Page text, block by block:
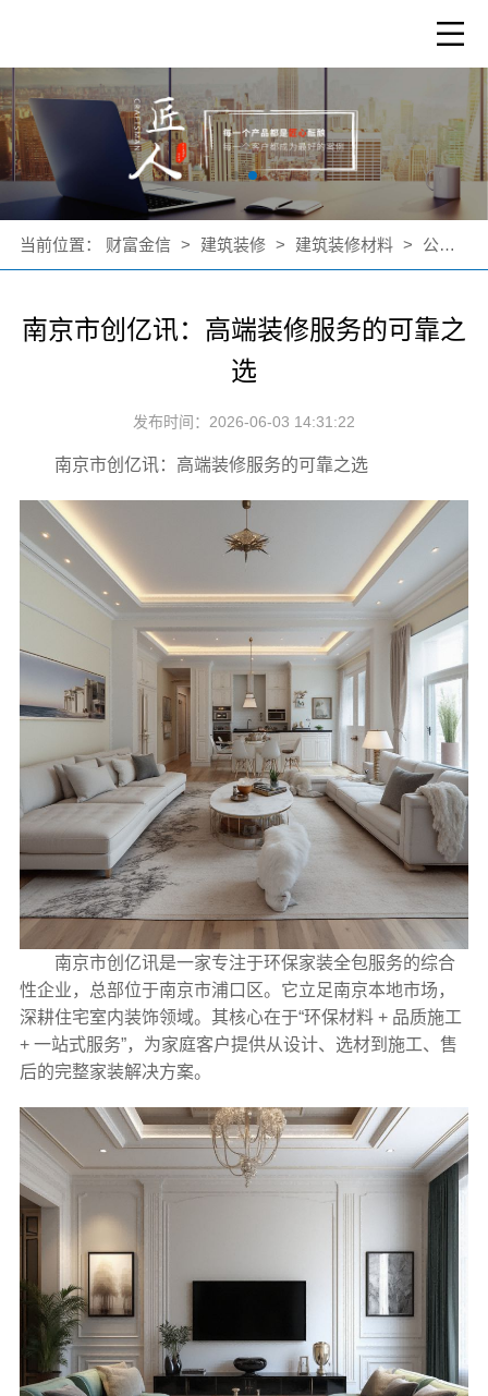
当前位置： 财富金信 > 建筑装修 > 建筑装修材料 > 公司新闻
南京市创亿讯：高端装修服务的可靠之
选
发布时间：2026-06-03 14:31:22
南京市创亿讯：高端装修服务的可靠之选
南京市创亿讯是一家专注于环保家装全包服务的综合
性企业，总部位于南京市浦口区。它立足南京本地市场，
深耕住宅室内装饰领域。其核心在于“环保材料 + 品质施工
+ 一站式服务”，为家庭客户提供从设计、选材到施工、售
后的完整家装解决方案。